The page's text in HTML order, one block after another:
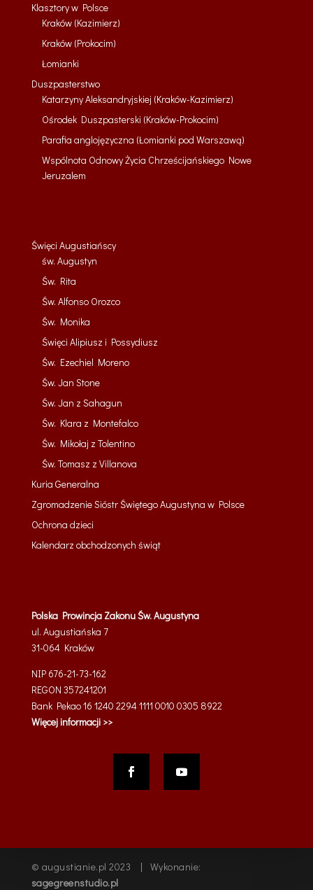
Klasztory w Polsce
Kraków (Kazimierz)
Kraków (Prokocim)
Łomianki
Duszpasterstwo
Katarzyny Aleksandryjskiej (Kraków-Kazimierz)
Ośrodek Duszpasterski (Kraków-Prokocim)
Parafia anglojęzyczna (Łomianki pod Warszawą)
Wspólnota Odnowy Życia Chrześcijańskiego Nowe
Jeruzalem
Święci Augustiańscy
św. Augustyn
Św. Rita
Św. Alfonso Orozco
Św. Monika
Święci Alipiusz i Possydiusz
Św. Ezechiel Moreno
Św. Jan Stone
Św. Jan z Sahagun
Św. Klara z Montefalco
Św. Mikołaj z Tolentino
Św. Tomasz z Villanova
Kuria Generalna
Zgromadzenie Sióstr Świętego Augustyna w Polsce
Ochrona dzieci
Kalendarz obchodzonych świąt
Polska Prowincja Zakonu Św. Augustyna
ul. Augustiańska 7
31-064Kraków
NIP 676-21-73-162
REGON 357241201
Bank Pekao 16 1240 2294 1111 0010 0305 8922
Więcej informacji >>
© augustianie.pl 2023 | Wykonanie:
sagegreenstudio.pl